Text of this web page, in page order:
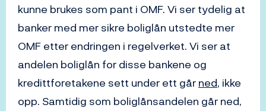
kunne brukes som pant i OMF. Vi ser tydelig at
banker med mer sikre boliglån utstedte mer
OMF etter endringen i regelverket. Vi ser at
andelen boliglån for disse bankene og
kredittforetakene sett under ett gårned, ikke
opp. Samtidig som boliglånsandelen går ned,